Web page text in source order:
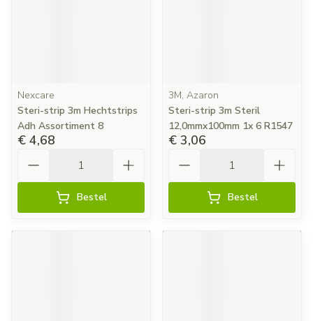
Nexcare
Steri-strip 3m Hechtstrips
Adh Assortiment 8
€ 4,68
Bestel
3M, Azaron
Steri-strip 3m Steril
12,0mmx100mm 1x 6 R1547
€ 3,06
Bestel